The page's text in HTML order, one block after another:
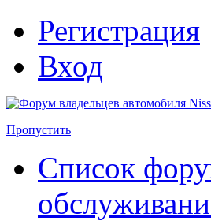
Регистрация
Вход
Пропустить
Список